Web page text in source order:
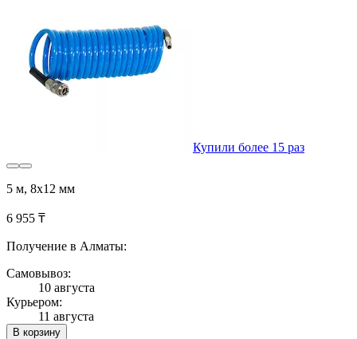
Купили более 15 раз
5 м, 8х12 мм
6 955 ₸
Получение в Алматы:
Самовывоз:
10 августа
Курьером:
11 августа
В корзину